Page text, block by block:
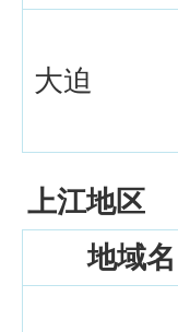
大迫
上江地区
地域名